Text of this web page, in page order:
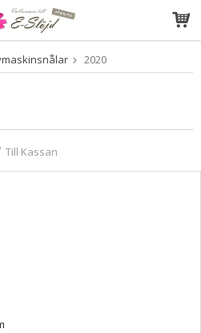
tillagd i varukorgen
2020
Till Kassan